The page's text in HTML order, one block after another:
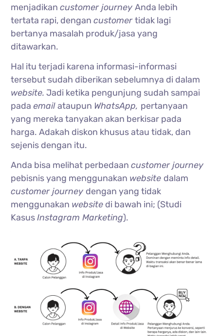
menjadikancustomer journeyAnda lebih
tertata rapi, dengancustomertidak lagi
bertanya masalah produk/jasa yang
ditawarkan.
Hal itu terjadi karena informasi-informasi
tersebut sudah diberikan sebelumnya di dalam
website. Jadi ketika pengunjung sudah sampai
pada emailataupun WhatsApp, pertanyaan
yang mereka tanyakan akan berkisar pada
harga. Adakah diskon khusus atau tidak, dan
sejenis dengan itu.
Anda bisa melihat perbedaancustomer journey
pebisnis yang menggunakan website dalam
customer journey dengan yang tidak
menggunakan website di bawah ini; (Studi
KasusInstagram Marketing).